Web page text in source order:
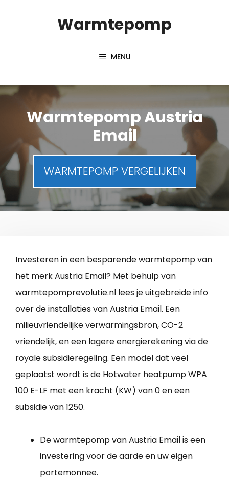
Warmtepomp
MENU
Warmtepomp Austria
Email
WARMTEPOMP VERGELIJKEN
Investeren in een besparende warmtepomp van
het merk Austria Email? Met behulp van
warmtepomprevolutie.nl lees je uitgebreide info
over de installaties van Austria Email. Een
milieuvriendelijke verwarmingsbron, CO-2
vriendelijk, en een lagere energierekening via de
royale subsidieregeling. Een model dat veel
geplaatst wordt is de Hotwater heatpump WPA
100 E-LF met een kracht (KW) van 0 en een
subsidie van 1250.
De warmtepomp van Austria Email is een
investering voor de aarde en uw eigen
portemonnee.